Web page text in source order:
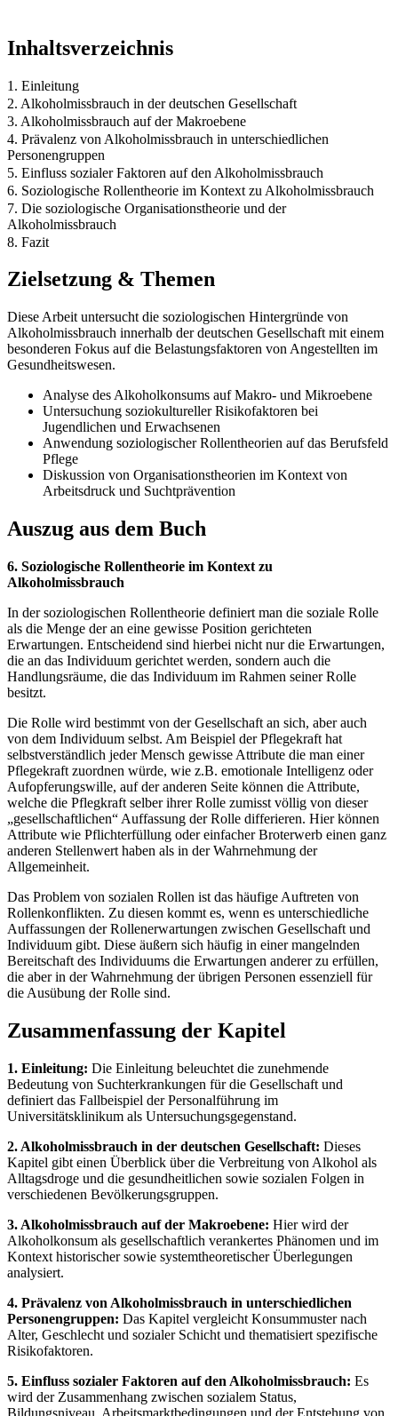
Inhaltsverzeichnis
1. Einleitung
2. Alkoholmissbrauch in der deutschen Gesellschaft
3. Alkoholmissbrauch auf der Makroebene
4. Prävalenz von Alkoholmissbrauch in unterschiedlichen
Personengruppen
5. Einfluss sozialer Faktoren auf den Alkoholmissbrauch
6. Soziologische Rollentheorie im Kontext zu Alkoholmissbrauch
7. Die soziologische Organisationstheorie und der
Alkoholmissbrauch
8. Fazit
Zielsetzung & Themen
Diese Arbeit untersucht die soziologischen Hintergründe von
Alkoholmissbrauch innerhalb der deutschen Gesellschaft mit einem
besonderen Fokus auf die Belastungsfaktoren von Angestellten im
Gesundheitswesen.
Analyse des Alkoholkonsums auf Makro- und Mikroebene
Untersuchung soziokultureller Risikofaktoren bei
Jugendlichen und Erwachsenen
Anwendung soziologischer Rollentheorien auf das Berufsfeld
Pflege
Diskussion von Organisationstheorien im Kontext von
Arbeitsdruck und Suchtprävention
Auszug aus dem Buch
6. Soziologische Rollentheorie im Kontext zu
Alkoholmissbrauch
In der soziologischen Rollentheorie definiert man die soziale Rolle
als die Menge der an eine gewisse Position gerichteten
Erwartungen. Entscheidend sind hierbei nicht nur die Erwartungen,
die an das Individuum gerichtet werden, sondern auch die
Handlungsräume, die das Individuum im Rahmen seiner Rolle
besitzt.
Die Rolle wird bestimmt von der Gesellschaft an sich, aber auch
von dem Individuum selbst. Am Beispiel der Pflegekraft hat
selbstverständlich jeder Mensch gewisse Attribute die man einer
Pflegekraft zuordnen würde, wie z.B. emotionale Intelligenz oder
Aufopferungswille, auf der anderen Seite können die Attribute,
welche die Pflegkraft selber ihrer Rolle zumisst völlig von dieser
„gesellschaftlichen“ Auffassung der Rolle differieren. Hier können
Attribute wie Pflichterfüllung oder einfacher Broterwerb einen ganz
anderen Stellenwert haben als in der Wahrnehmung der
Allgemeinheit.
Das Problem von sozialen Rollen ist das häufige Auftreten von
Rollenkonflikten. Zu diesen kommt es, wenn es unterschiedliche
Auffassungen der Rollenerwartungen zwischen Gesellschaft und
Individuum gibt. Diese äußern sich häufig in einer mangelnden
Bereitschaft des Individuums die Erwartungen anderer zu erfüllen,
die aber in der Wahrnehmung der übrigen Personen essenziell für
die Ausübung der Rolle sind.
Zusammenfassung der Kapitel
1. Einleitung: Die Einleitung beleuchtet die zunehmende
Bedeutung von Suchterkrankungen für die Gesellschaft und
definiert das Fallbeispiel der Personalführung im
Universitätsklinikum als Untersuchungsgegenstand.
2. Alkoholmissbrauch in der deutschen Gesellschaft: Dieses
Kapitel gibt einen Überblick über die Verbreitung von Alkohol als
Alltagsdroge und die gesundheitlichen sowie sozialen Folgen in
verschiedenen Bevölkerungsgruppen.
3. Alkoholmissbrauch auf der Makroebene: Hier wird der
Alkoholkonsum als gesellschaftlich verankertes Phänomen und im
Kontext historischer sowie systemtheoretischer Überlegungen
analysiert.
4. Prävalenz von Alkoholmissbrauch in unterschiedlichen
Personengruppen: Das Kapitel vergleicht Konsummuster nach
Alter, Geschlecht und sozialer Schicht und thematisiert spezifische
Risikofaktoren.
5. Einfluss sozialer Faktoren auf den Alkoholmissbrauch: Es
wird der Zusammenhang zwischen sozialem Status,
Bildungsniveau, Arbeitsmarktbedingungen und der Entstehung von